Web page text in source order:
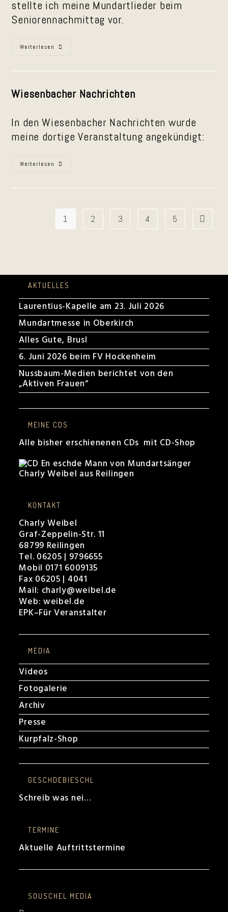
stellte ich meine Mundartlieder beim
Seniorennachmittag vor.
Weiterlesen Wiesenbach
2025
Wiesenbacher Nachrichten
In den Wiesenbacher Nachrichten wurde
meine dortige Veranstaltung angekündigt:
Weiterlesen Ankündigung
Am
Wiesenbach
1 2 3 4 5 Zur
AKTUELLES
Laurentius-Kapelle am 23. Juli 2026
Mundartmesse in Oberkirch
Alles Gute, Brusl
6. Juni 2026 beim FV Hockenheim
Nussbaum-Medien berichtet von den
„Aktiven Frauen“
MEINE CDS
Alle bisher erschienenen CDs mit CD-Shop
KONTAKT
Charly Weibel
Graf-Zeppelin-Str. 11
68799 Reilingen
Tel. 06205 | 9796655
Mobil 0171 6009135
Fax 06205 | 4041
Mail: charly@weibel.de
Web: weibel.de
EPK–Für Veranstalter
MEDIA
Videos
Fotogalerie
Archiv
Presse
Kurpfalz-Shop
GESCHDEBIESCHL
Schreib was nei…
TERMINE
Aktuelle Auftrittstermine
SOUSCHEL MEDIA